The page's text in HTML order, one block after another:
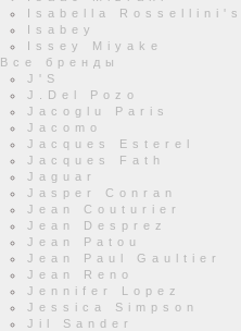
Isabella Rossellini's
Isabey
Issey Miyake
Все бренды
J'S
J.Del Pozo
Jacoglu Paris
Jacomo
Jacques Esterel
Jacques Fath
Jaguar
Jasper Conran
Jean Couturier
Jean Desprez
Jean Patou
Jean Paul Gaultier
Jean Reno
Jennifer Lopez
Jessica Simpson
Jil Sander